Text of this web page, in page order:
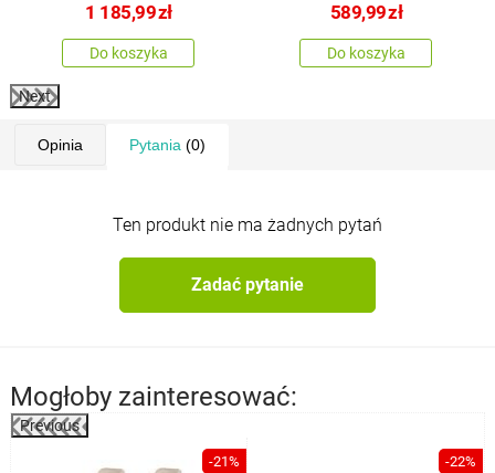
1 185,99zł
Do koszyka
589,99zł
Do koszyka
Next
Opinia Pytania (0)
Ten produkt nie ma żadnych pytań
Zadać pytanie
Mogłoby zainteresować:
Previous
-21% -22%